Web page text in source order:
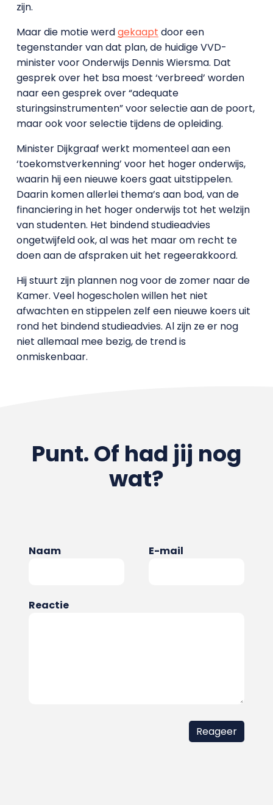
zijn.
Maar die motie werdgekaapt door een
tegenstander van dat plan, de huidige VVD-
minister voor Onderwijs Dennis Wiersma. Dat
gesprek over het bsa moest ‘verbreed’ worden
naar een gesprek over “adequate
sturingsinstrumenten” voor selectie aan de poort,
maar ook voor selectie tijdens de opleiding.
Minister Dijkgraaf werkt momenteel aan een
‘toekomstverkenning’ voor het hoger onderwijs,
waarin hij een nieuwe koers gaat uitstippelen.
Daarin komen allerlei thema’s aan bod, van de
financiering in het hoger onderwijs tot het welzijn
van studenten. Het bindend studieadvies
ongetwijfeld ook, al was het maar om recht te
doen aan de afspraken uit het regeerakkoord.
Hij stuurt zijn plannen nog voor de zomer naar de
Kamer. Veel hogescholen willen het niet
afwachten en stippelen zelf een nieuwe koers uit
rond het bindend studieadvies. Al zijn ze er nog
niet allemaal mee bezig, de trend is
onmiskenbaar.
Punt. Of had jij nog
wat?
Naam E-mail
Reactie